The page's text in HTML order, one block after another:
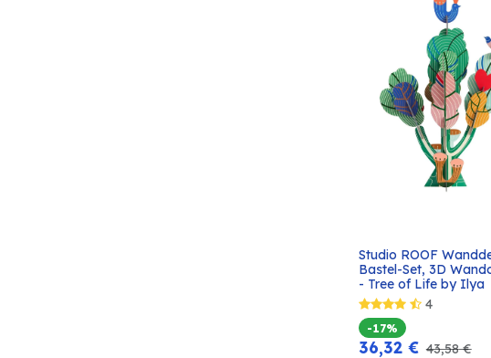
In den
Warenkorb
Studio ROOF
Bastel-Set, 3D
- Tree of Life by Ilya
4
-17%
36,32€ 43,58€